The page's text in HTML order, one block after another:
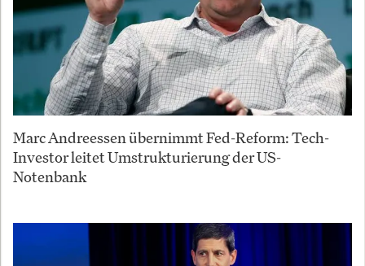
Marc Andreessen übernimmt Fed-Reform: Tech-
Investor leitet Umstrukturierung der US-
Notenbank